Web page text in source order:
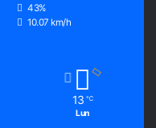
43%
10.07 km/h
13 ℃
Lun